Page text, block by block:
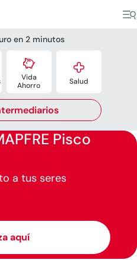
en 2 minutos

Vida
Ahorro

Salud
Pisco
a tus seres
aquí